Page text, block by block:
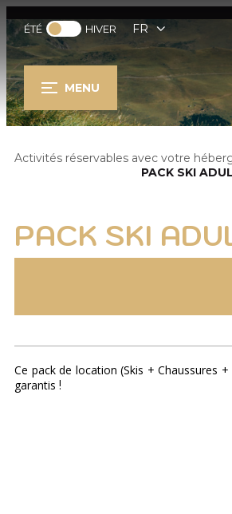
ÉTÉ HIVER FR
MENU
Activités réservables avec votre
PACK SKI
PACK SKI
Ce pack de location (Skis + Chaussures
garantis !